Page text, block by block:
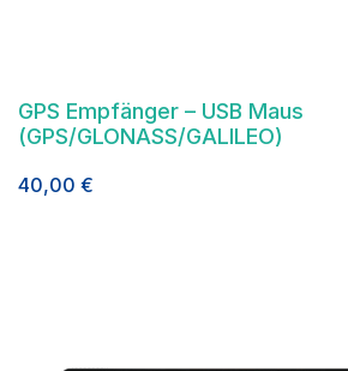
GPS Empfänger – USB Maus
(GPS/GLONASS/GALILEO)
40,00 €